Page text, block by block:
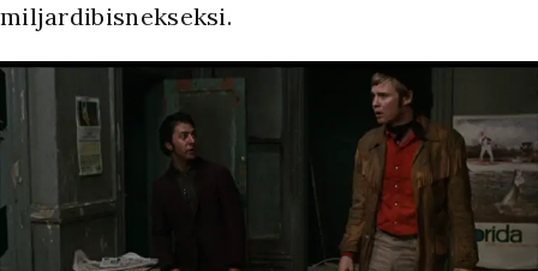
miljardibisnekseksi.